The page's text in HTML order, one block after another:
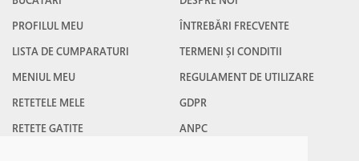
PROFILUL MEU
LISTA DE CUMPARATURI
MENIUL MEU
RETETELE MELE
RETETE GATITE
ÎNTREBĂRI FRECVENTE
TERMENI ȘI CONDITII
REGULAMENT DE UTILIZARE
GDPR
ANPC